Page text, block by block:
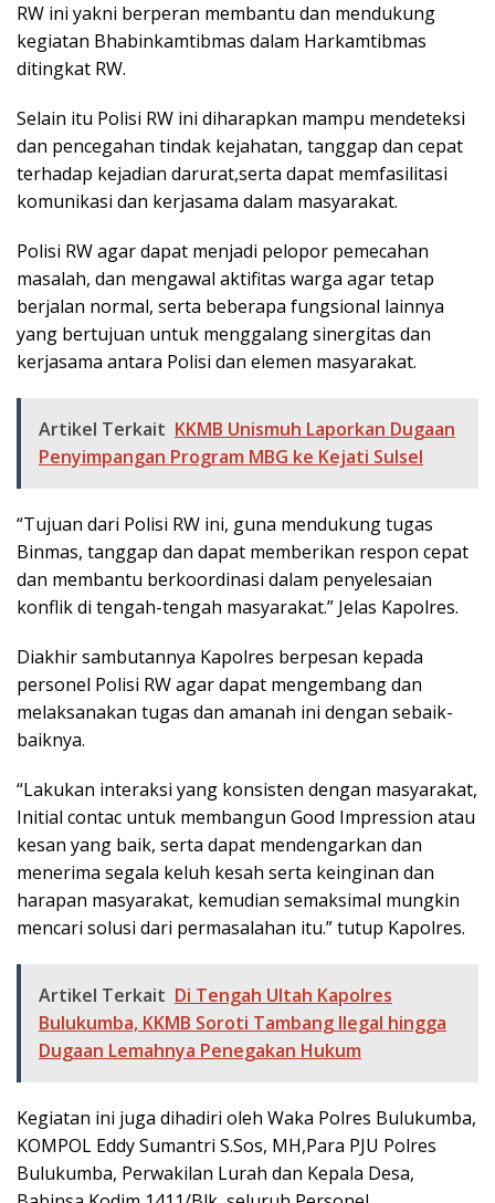
RW ini yakni berperan membantu dan mendukung
kegiatan Bhabinkamtibmas dalam Harkamtibmas
ditingkat RW.
Selain itu Polisi RW ini diharapkan mampu mendeteksi
dan pencegahan tindak kejahatan, tanggap dan cepat
terhadap kejadian darurat,serta dapat memfasilitasi
komunikasi dan kerjasama dalam masyarakat.
Polisi RW agar dapat menjadi pelopor pemecahan
masalah, dan mengawal aktifitas warga agar tetap
berjalan normal, serta beberapa fungsional lainnya
yang bertujuan untuk menggalang sinergitas dan
kerjasama antara Polisi dan elemen masyarakat.
Artikel Terkait KKMB Unismuh Laporkan Dugaan
Penyimpangan Program MBG ke Kejati Sulsel
“Tujuan dari Polisi RW ini, guna mendukung tugas
Binmas, tanggap dan dapat memberikan respon cepat
dan membantu berkoordinasi dalam penyelesaian
konflik di tengah-tengah masyarakat.” Jelas Kapolres.
Diakhir sambutannya Kapolres berpesan kepada
personel Polisi RW agar dapat mengembang dan
melaksanakan tugas dan amanah ini dengan sebaik-
baiknya.
“Lakukan interaksi yang konsisten dengan masyarakat,
Initial contac untuk membangun Good Impression atau
kesan yang baik, serta dapat mendengarkan dan
menerima segala keluh kesah serta keinginan dan
harapan masyarakat, kemudian semaksimal mungkin
mencari solusi dari permasalahan itu.” tutup Kapolres.
Artikel Terkait Di Tengah Ultah Kapolres
Bulukumba, KKMB Soroti Tambang Ilegal hingga
Dugaan Lemahnya Penegakan Hukum
Kegiatan ini juga dihadiri oleh Waka Polres Bulukumba,
KOMPOL Eddy Sumantri S.Sos, MH,Para PJU Polres
Bulukumba, Perwakilan Lurah dan Kepala Desa,